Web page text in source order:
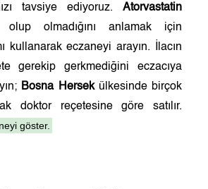
tavsiye ediyoruz. Atorvastatin
olup olmadığını anlamak için
kullanarak eczaneyi arayın. İlacın
gerekip gerkmediğini eczacıya
Bosna Hersekülkesinde birçok
doktor reçetesine göre satılır.
göster.